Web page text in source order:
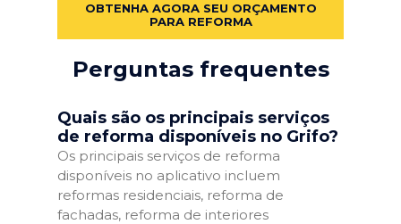
OBTENHA AGORA SEU ORÇAMENTO
PARA REFORMA
Perguntas frequentes
Quais são os principais serviços
de reforma disponíveis no Grifo?
Os principais serviços de reforma
disponíveis no aplicativo incluem
reformas residenciais, reforma de
fachadas, reforma de interiores